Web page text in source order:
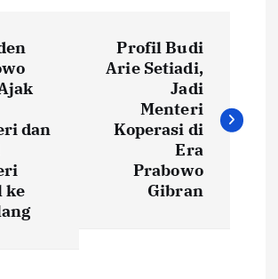
dan
ke
Profil Budi
Arie Setiadi,
Jadi
Menteri
Koperasi di
Era
Prabowo
Gibran